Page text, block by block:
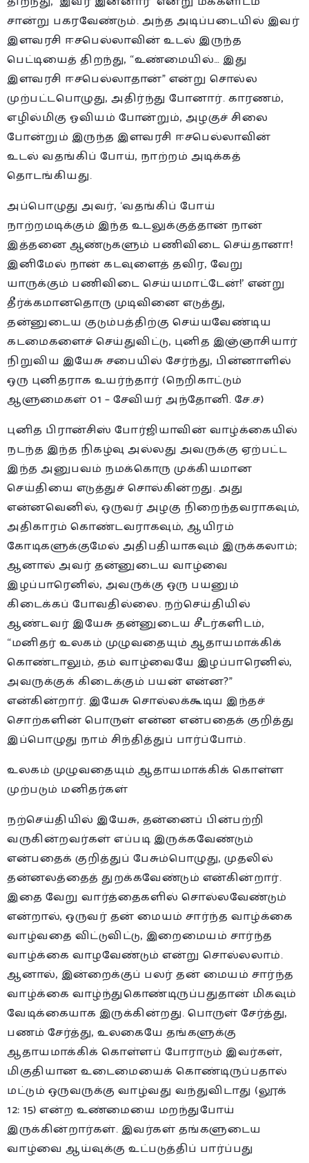
சான்று பகரவேண்டும். அந்த அடிப்படையில் இவர்
இளவரசி ஈசபெல்லாவின் உடல் இருந்த
பெட்டியைத் திறந்து, “உண்மையில்… இது
இளவரசி ஈசபெல்லாதான்” என்று சொல்ல
முற்பட்டபொழுது, அதிர்ந்து போனார். காரணம்,
எழில்மிகு ஓவியம் போன்றும், அழகுச் சிலை
போன்றும் இருந்த இளவரசி ஈசபெல்லாவின்
உடல் வதங்கிப் போய், நாற்றம் அடிக்கத்
தொடங்கியது.
அப்பொழுது அவர், ‘வதங்கிப் போய்
நாற்றமடிக்கும் இந்த உடலுக்குத்தான் நான்
இத்தனை ஆண்டுகளும் பணிவிடை செய்தானா!
இனிமேல் நான் கடவுளைத் தவிர, வேறு
யாருக்கும் பணிவிடை செய்யமாட்டேன்!’ என்று
தீர்க்கமானதொரு முடிவினை எடுத்து,
தன்னுடைய குடும்பத்திற்கு செய்யவேண்டிய
கடமைகளைச் செய்துவிட்டு, புனித இஞ்ஞாசியார்
நிறுவிய இயேசு சபையில் சேர்ந்து, பின்னாளில்
ஒரு புனிதராக உயர்ந்தார் (நெறிகாட்டும்
ஆளுமைகள் 01 – சேவியர் அந்தோனி. சே.ச)
புனித பிரான்சிஸ் போர்ஜியாவின் வாழ்க்கையில்
நடந்த இந்த நிகழ்வு அல்லது அவருக்கு ஏற்பட்ட
இந்த அனுபவம் நமக்கொரு முக்கியமான
செய்தியை எடுத்துச் சொல்கின்றது. அது
என்னவெனில், ஒருவர் அழகு நிறைந்தவராகவும்,
அதிகாரம் கொண்டவராகவும், ஆயிரம்
கோடிகளுக்குமேல் அதிபதியாகவும் இருக்கலாம்;
ஆனால் அவர் தன்னுடைய வாழ்வை
இழப்பாரெனில், அவருக்கு ஒரு பயனும்
கிடைக்கப் போவதில்லை. நற்செய்தியில்
ஆண்டவர் இயேசு தன்னுடைய சீடர்களிடம்,
“மனிதர் உலகம் முழுவதையும் ஆதாயமாக்கிக்
கொண்டாலும், தம் வாழ்வையே இழப்பாரெனில்,
அவருக்குக் கிடைக்கும் பயன் என்ன?”
என்கின்றார். இயேசு சொல்லக்கூடிய இந்தச்
சொற்களின் பொருள் என்ன என்பதைக் குறித்து
இப்பொழுது நாம் சிந்தித்துப் பார்ப்போம்.
உலகம் முழுவதையும் ஆதாயமாக்கிக் கொள்ள
முற்படும் மனிதர்கள்
நற்செய்தியில் இயேசு, தன்னைப் பின்பற்றி
வருகின்றவர்கள் எப்படி இருக்கவேண்டும்
என்பதைக் குறித்துப் பேசும்பொழுது, முதலில்
தன்னலத்தைத் துறக்கவேண்டும் என்கின்றார்.
இதை வேறு வார்த்தைகளில் சொல்லவேண்டும்
என்றால், ஒருவர் தன் மையம் சார்ந்த வாழ்க்கை
வாழ்வதை விட்டுவிட்டு, இறைமையம் சார்ந்த
வாழ்க்கை வாழவேண்டும் என்று சொல்லலாம்.
ஆனால், இன்றைக்குப் பலர் தன் மையம் சார்ந்த
வாழ்க்கை வாழ்ந்துகொண்டிருப்பதுதான் மிகவும்
வேடிக்கையாக இருக்கின்றது. பொருள் சேர்த்து,
பணம் சேர்த்து, உலகையே தங்களுக்கு
ஆதாயமாக்கிக் கொள்ளப் போராடும் இவர்கள்,
மிகுதியான உடைமையைக் கொண்டிருப்பதால்
மட்டும் ஒருவருக்கு வாழ்வது வந்துவிடாது (லூக்
12: 15) என்ற உண்மையை மறந்துபோய்
இருக்கின்றார்கள். இவர்கள் தங்களுடைய
வாழ்வை ஆய்வுக்கு உட்படுத்திப் பார்ப்பது